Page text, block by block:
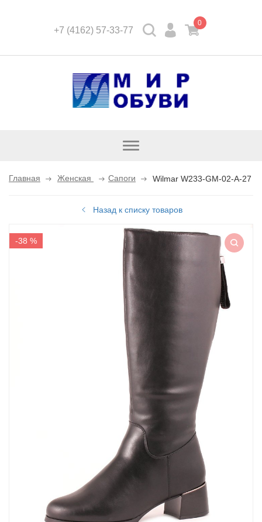
+7 (4162) 57-33-77
0
Открыть
Главная Женская Сапоги Wilmar W233-GM-02-A-27
Назад к списку товаров